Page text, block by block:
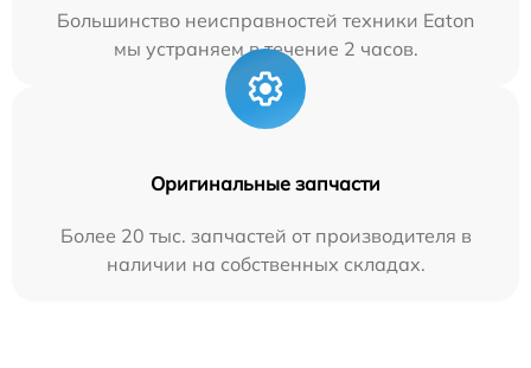
Большинство неисправностей техники Eaton
мы устраняем в течение 2 часов.
Оригинальные запчасти
Более 20 тыс. запчастей от производителя в
наличии на собственных складах.